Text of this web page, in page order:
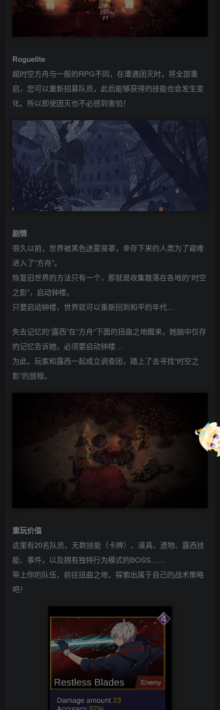
Roguelite
超时空方舟与一般的RPG不同，在遭遇团灭时，将全部重
启，您可以重新招募队员，此后能够获得的技能也会发生变
化。所以即使团灭也不必感到害怕！
剧情
很久以前，世界被黑色迷雾笼罩，幸存下来的人类为了避难
进入了“方舟”。
恢复旧世界的方法只有一个，那就是收集散落在各地的“时空
之影”，启动钟楼。
只要启动钟楼，世界就可以重新回到和平的年代…
失去记忆的“露西”在“方舟”下面的扭曲之地醒来，她脑中仅存
的记忆告诉她，必须要启动钟楼…
为此，玩家和露西一起成立调查团，踏上了去寻找“时空之
影”的旅程。
重玩价值
这里有20名队员、无数技能（卡牌）、道具、遗物、露西技
能、事件，以及拥有独特行为模式的BOSS……
带上你的队伍，前往扭曲之地，探索出属于自己的战术策略
吧！